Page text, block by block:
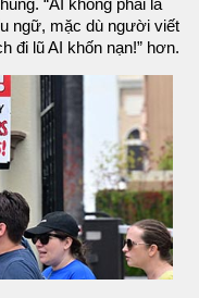
“AI không phải là
ngữ, mặc dù người viết
đi lũ AI khốn nạn!” hơn.